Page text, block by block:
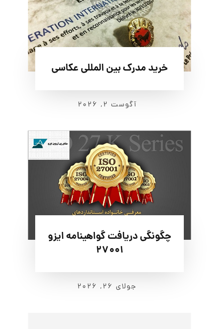
خرید مدرک بین المللی عکاسی
آگوست ۲, ۲۰۲۶
چگونگی دریافت گواهینامه ایزو
27001
جولای ۲۶, ۲۰۲۶